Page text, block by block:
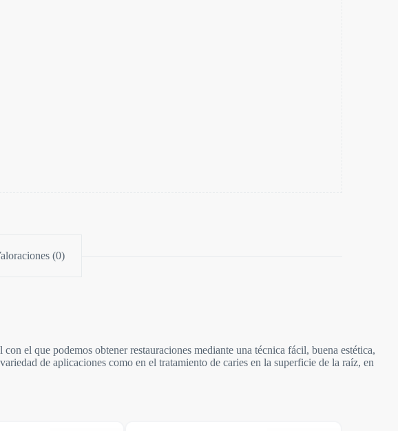
(0)
el que podemos obtener restauraciones mediante una técnica fácil, buena estética,
de aplicaciones como en el tratamiento de caries en la superficie de la raíz, en